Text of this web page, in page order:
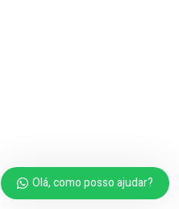
Olá, como posso ajudar?